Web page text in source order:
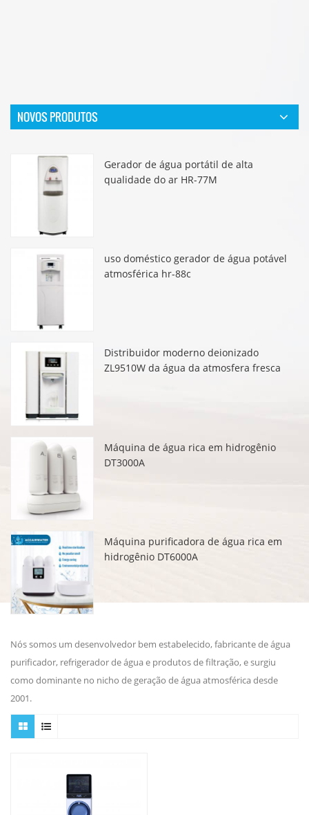
NOVOS PRODUTOS
Gerador de água portátil de alta
qualidade do ar HR-77M
uso doméstico gerador de água potável
atmosférica hr-88c
Distribuidor moderno deionizado
ZL9510W da água da atmosfera fresca
Máquina de água rica em hidrogênio
DT3000A
Máquina purificadora de água rica em
hidrogênio DT6000A
Nós somos um desenvolvedor bem estabelecido, fabricante de água
purificador, refrigerador de água e produtos de filtração, e surgiu
como dominante no nicho de geração de água atmosférica desde
2001.